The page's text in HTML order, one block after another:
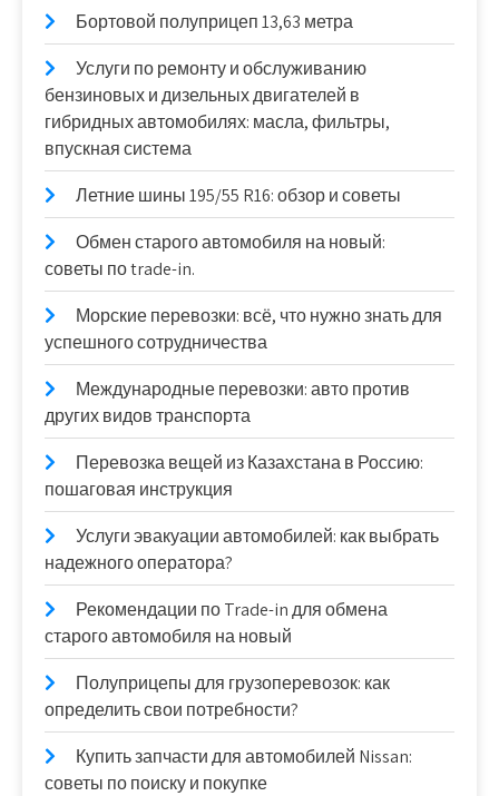
Бортовой полуприцеп 13,63 метра
Услуги по ремонту и обслуживанию
бензиновых и дизельных двигателей в
гибридных автомобилях: масла, фильтры,
впускная система
Летние шины 195/55 R16: обзор и советы
Обмен старого автомобиля на новый:
советы по trade-in.
Морские перевозки: всё, что нужно знать для
успешного сотрудничества
Международные перевозки: авто против
других видов транспорта
Перевозка вещей из Казахстана в Россию:
пошаговая инструкция
Услуги эвакуации автомобилей: как выбрать
надежного оператора?
Рекомендации по Trade-in для обмена
старого автомобиля на новый
Полуприцепы для грузоперевозок: как
определить свои потребности?
Купить запчасти для автомобилей Nissan:
советы по поиску и покупке